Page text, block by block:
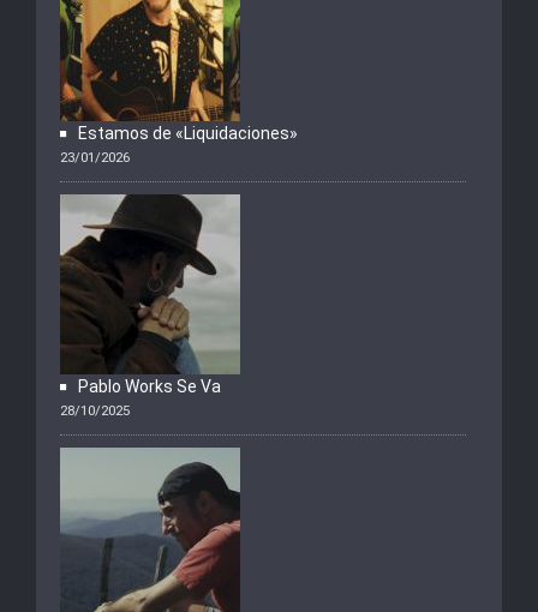
Estamos de «Liquidaciones»
23/01/2026
Pablo Works Se Va
28/10/2025